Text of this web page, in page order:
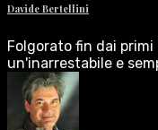
Davide Bertellini
Folgorato fin dai
un'inarrestabile e